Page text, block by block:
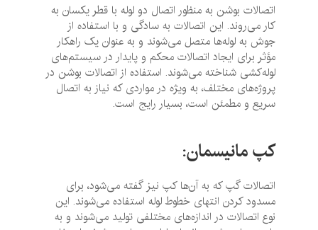
اتصالات بوشن به منظور اتصال دو لوله با قطر یکسان به
کار می‌روند. این اتصالات به سادگی و با استفاده از
جوش به لوله‌ها متصل می‌شوند و به عنوان یک راهکار
مؤثر برای ایجاد اتصالات محکم و پایدار در سیستم‌های
لوله‌کشی شناخته می‌شوند. استفاده از اتصالات بوشن در
پروژه‌های مختلف، به ویژه در مواردی که نیاز به اتصال
سریع و مطمئن است، بسیار رایج است.
کپ مانیسمان:
اتصالات گپ که به آن‌ها کپ نیز گفته می‌شود، برای
مسدود کردن انتهای خطوط لوله استفاده می‌شوند. این
نوع اتصالات در اندازه‌های مختلفی تولید می‌شوند و به